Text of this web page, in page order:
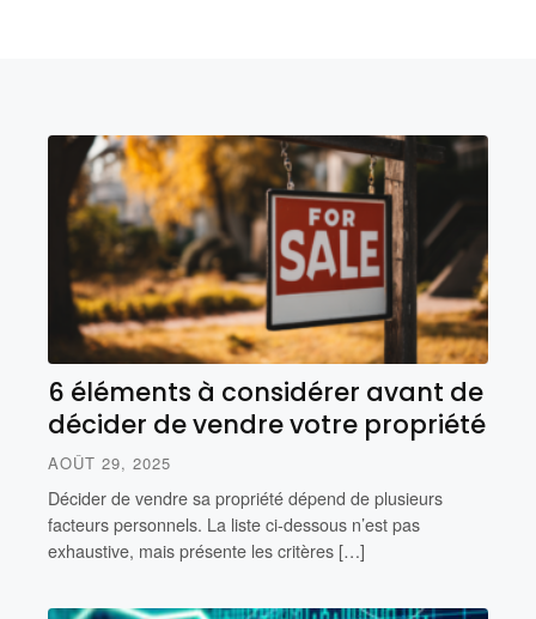
6 éléments à considérer avant de
décider de vendre votre propriété
AOÛT 29, 2025
Décider de vendre sa propriété dépend de plusieurs
facteurs personnels. La liste ci-dessous n’est pas
exhaustive, mais présente les critères […]